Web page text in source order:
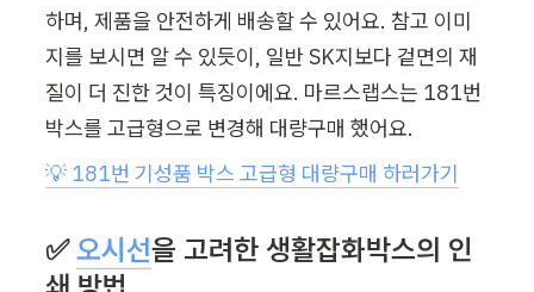
하며, 제품을 안전하게 배송할 수 있어요. 참고 이미
지를 보시면 알 수 있듯이, 일반 SK지보다 겉면의 재
질이 더 진한 것이 특징이에요. 마르스랩스는 181번
박스를 고급형으로 변경해 대량구매 했어요.
💡 181번 기성품 박스 고급형 대량구매 하러가기
✅ 오시선을 고려한 생활잡화박스의 인